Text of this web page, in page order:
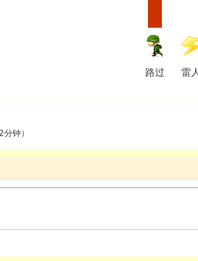
路过 雷
钟）